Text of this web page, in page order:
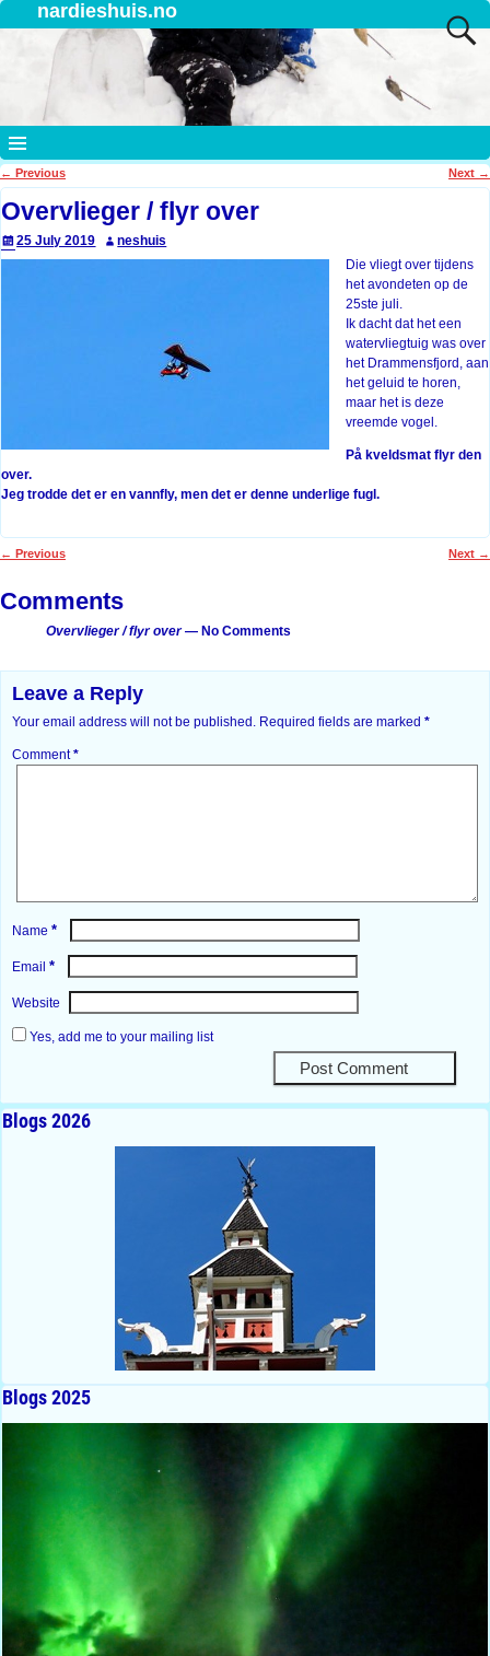
nardieshuis.no
Post navigation
← Previous Next →
Overvlieger / flyr over
25 July 2019
neshuis
Die vliegt over tijdens
het avondeten op de
25ste juli.
Ik dacht dat het een
watervliegtuig was over
het Drammensfjord, aan
het geluid te horen,
maar het is deze
vreemde vogel.
På kveldsmat flyr den
over.
Jeg trodde det er en vannfly, men det er denne underlige fugl.
← Previous Next →
Comments
Overvlieger / flyr over— No Comments
Leave a Reply
Your email address will not be published. Required fields are marked *
Comment*
Name *
Email *
Website
Yes, add me to your mailing list
Blogs 2026
Blogs 2025